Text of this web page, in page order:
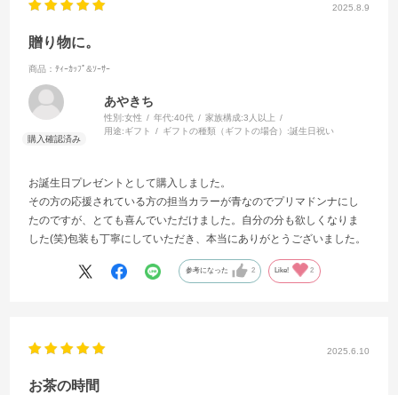
2025.8.9
贈り物に。
商品：ﾃｨｰｶｯﾌﾟ&ｿｰｻｰ
あやきち
性別:女性 年代:40代 家族構成:3人以上
用途:ギフト ギフトの種類（ギフトの場合）:誕生日祝い
お誕生日プレゼントとして購入しました。
その方の応援されている方の担当カラーが青なのでプリマドンナにし
たのですが、とても喜んでいただけました。自分の分も欲しくなりま
した(笑)包装も丁寧にしていただき、本当にありがとうございました。
参考になった 2 Like! 2
2025.6.10
お茶の時間